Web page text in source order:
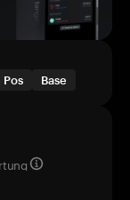
Base